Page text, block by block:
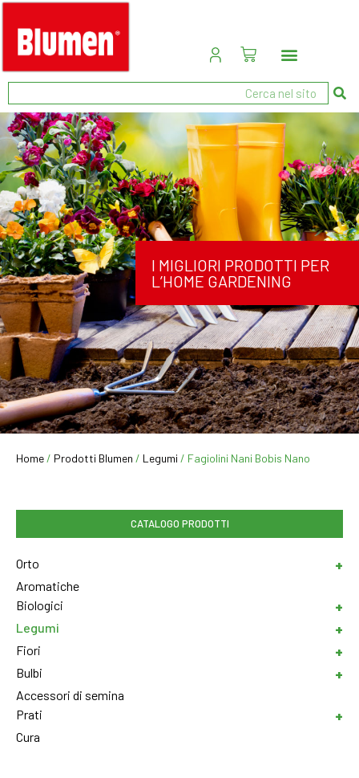
I MIGLIORI PRODOTTI PER
L’HOME GARDENING
Home / Prodotti Blumen / Legumi / Fagiolini Nani Bobis Nano
CATALOGO PRODOTTI
Orto
Aromatiche
Biologici
Legumi
Fiori
Bulbi
Accessori di semina
Prati
Cura